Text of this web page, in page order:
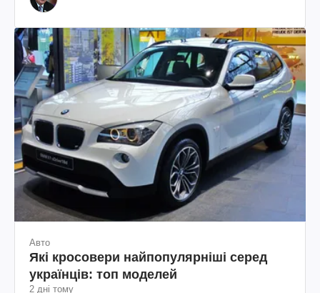
Авто
Які кросовери найпопулярніші серед
українців: топ моделей
2 дні тому